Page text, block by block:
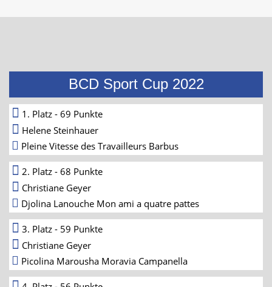
BCD Sport Cup 2022
1. Platz - 69 Punkte
Helene Steinhauer
Pleine Vitesse des Travailleurs Barbus
2. Platz - 68 Punkte
Christiane Geyer
Djolina Lanouche Mon ami a quatre pattes
3. Platz - 59 Punkte
Christiane Geyer
Picolina Marousha Moravia Campanella